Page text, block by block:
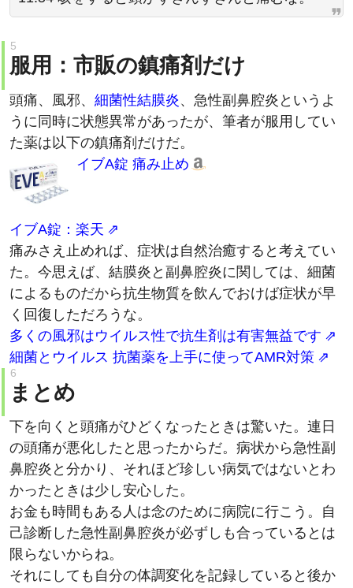
服用：市販の鎮痛剤だけ
頭痛、風邪、 細菌性結膜炎、急性副鼻腔炎というよ
うに同時に状態異常があったが、筆者が服用してい
た薬は以下の鎮痛剤だけだ。
イブA錠 痛み止め
イブA錠：楽天
痛みさえ止めれば、症状は自然治癒すると考えてい
た。今思えば、結膜炎と副鼻腔炎に関しては、細菌
によるものだから抗生物質を飲んでおけば症状が早
く回復しただろうな。
多くの風邪はウイルス性で抗生剤は有害無益です
細菌とウイルス 抗菌薬を上手に使ってAMR対策
まとめ
下を向くと頭痛がひどくなったときは驚いた。連日
の頭痛が悪化したと思ったからだ。病状から急性副
鼻腔炎と分かり、それほど珍しい病気ではないとわ
かったときは少し安心した。
お金も時間もある人は念のために病院に行こう。自
己診断した急性副鼻腔炎が必ずしも合っているとは
限らないからね。
それにしても自分の体調変化を記録していると後か